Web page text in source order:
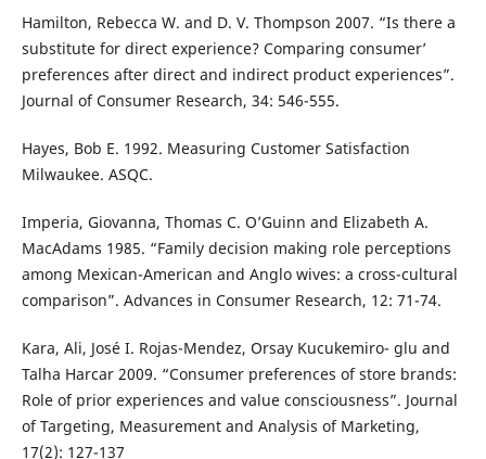
Hamilton, Rebecca W. and D. V. Thompson 2007. “Is there a
substitute for direct experience? Comparing consumer’
preferences after direct and indirect product experiences”.
Journal of Consumer Research, 34: 546-555.
Hayes, Bob E. 1992. Measuring Customer Satisfaction
Milwaukee. ASQC.
Imperia, Giovanna, Thomas C. O’Guinn and Elizabeth A.
MacAdams 1985. “Family decision making role perceptions
among Mexican-American and Anglo wives: a cross-cultural
comparison”. Advances in Consumer Research, 12: 71-74.
Kara, Ali, José I. Rojas-Mendez, Orsay Kucukemiro- glu and
Talha Harcar 2009. “Consumer preferences of store brands:
Role of prior experiences and value consciousness”. Journal
of Targeting, Measurement and Analysis of Marketing,
17(2): 127-137